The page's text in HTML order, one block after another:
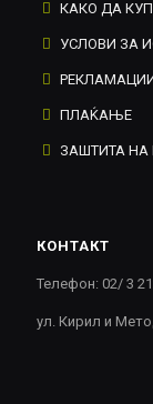
КАКО ДА
УСЛОВИ ЗА
ПЛАЌАЊЕ
ЗАШТИТА НА
КОНТАКТ
Телефон: 02/ 3
ул. Кирил и